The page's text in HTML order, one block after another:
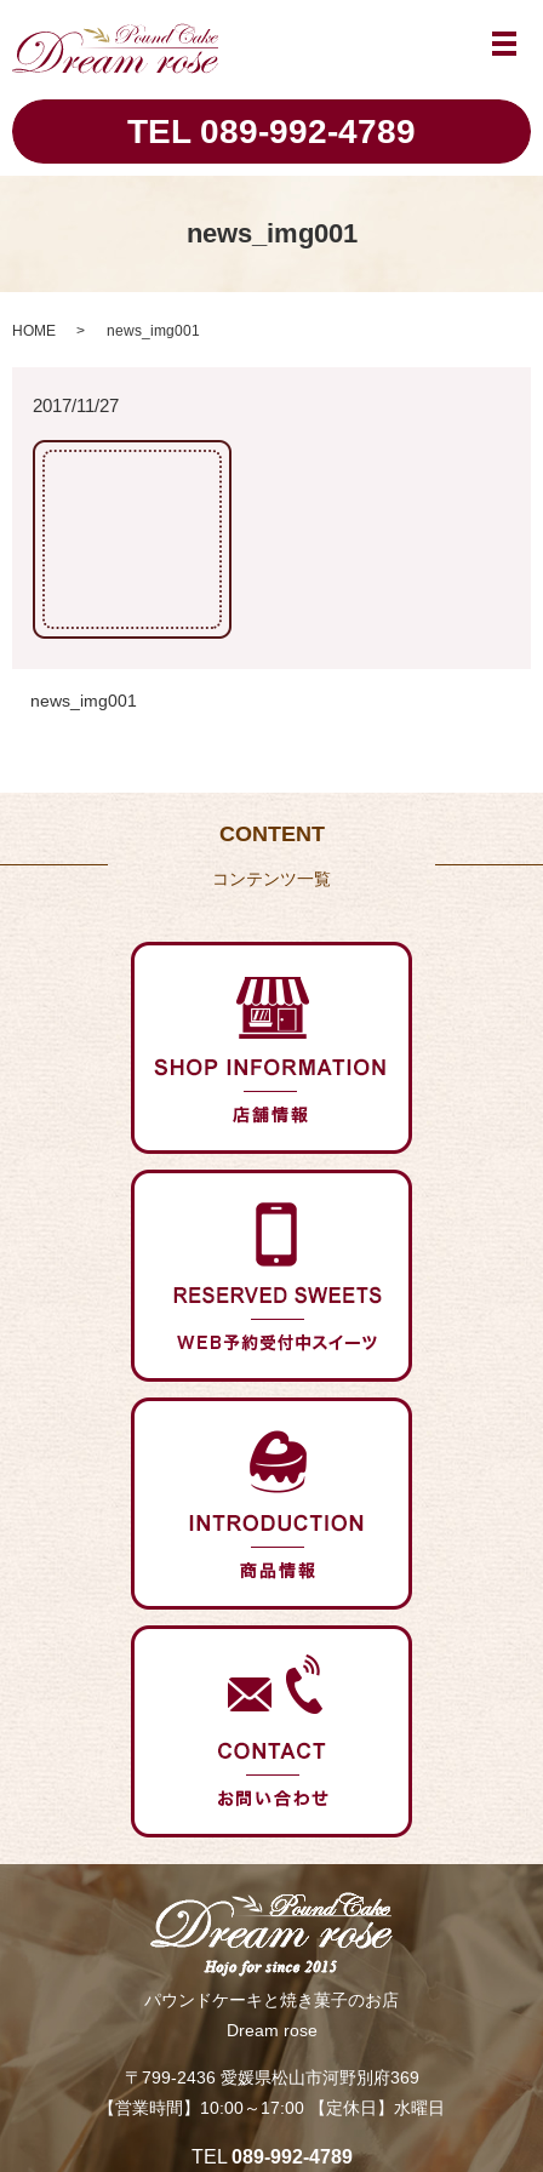
TEL 089-992-4789
メ
news_img001
HOME news_img001
2017/11/27
news_img001
CONTENT
コンテンツ一覧
パウンドケーキと焼き菓子のお店
Dream rose
〒799-2436 愛媛県松山市河野別府369
【営業時間】10:00～17:00 【定休日】水曜日
TEL 089-992-4789